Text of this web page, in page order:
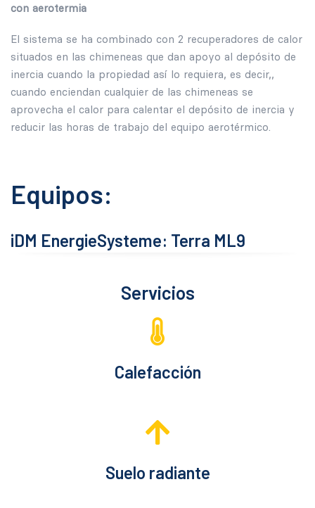
con aerotermia
El sistema se ha combinado con 2 recuperadores de calor
situados en las chimeneas que dan apoyo al depósito de
inercia cuando la propiedad así lo requiera, es decir,,
cuando enciendan cualquier de las chimeneas se
aprovecha el calor para calentar el depósito de inercia y
reducir las horas de trabajo del equipo aerotérmico.
Equipos:
iDM EnergieSysteme: Terra ML9
Servicios
Calefacción
Suelo radiante